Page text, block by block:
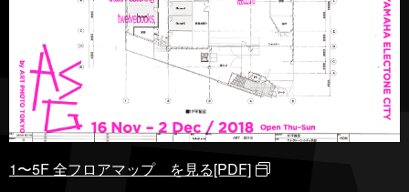
1〜5F 全フロアマップ を見る[PDF]